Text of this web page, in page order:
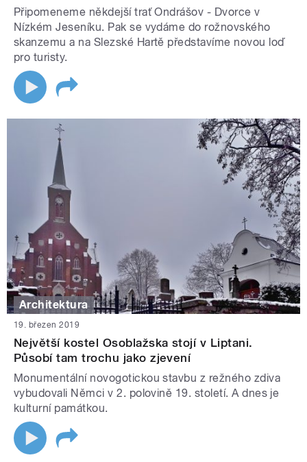
Připomeneme někdejší trať Ondrášov - Dvorce v
Nízkém Jeseníku. Pak se vydáme do rožnovského
skanzemu a na Slezské Hartě představíme novou loď
pro turisty.
Architektura
19. březen 2019
Největší kostel Osoblažska stojí v Liptani.
Působí tam trochu jako zjevení
Monumentální novogotickou stavbu z režného zdiva
vybudovali Němci v 2. polovině 19. století. A dnes je
kulturní památkou.